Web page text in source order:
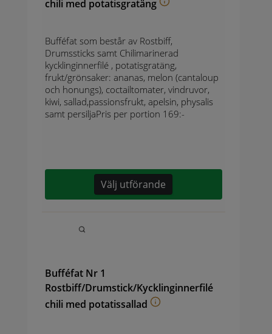
chili med potatisgratäng
Bufféfat som består av Rostbiff,
Drumssticks samt Chilimarinerad
kycklinginnerfilé , potatisgratäng,
frukt/grönsaker: ananas, melon (cantaloup
och honungs), coctailtomater, vindruvor,
kiwi, sallad,passionsfrukt, apelsin, physalis
samt persiljaPris per portion 169:-
Välj utförande
Bufféfat Nr 1
Rostbiff/Drumstick/Kycklinginnerfilé
chili med potatissallad